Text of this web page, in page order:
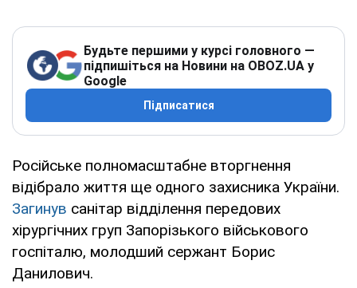
Будьте першими у курсі головного —
підпишіться на Новини на OBOZ.UA у
Google
Підписатися
Російське полномасштабне вторгнення
відібрало життя ще одного захисника України.
Загинув санітар відділення передових
хірургічних груп Запорізького військового
госпіталю, молодший сержант Борис
Данилович.